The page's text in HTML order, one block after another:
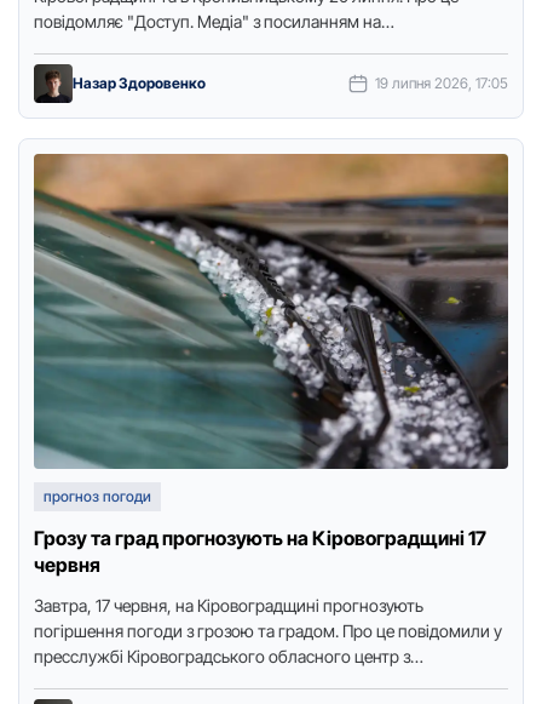
повідомляє "Доступ. Медіа" з посиланням на
Назар Здоровенко 19 липня 2026, 17:05
прогноз погоди
Грозу та град прогнозують на Кіровоградщині 17
червня
Завтра, 17 червня, на Кіровоградщині прогнозують
погіршення погоди з грозою та градом. Про це повідомили у
пресслужбі Кіровоградського обласного центр з